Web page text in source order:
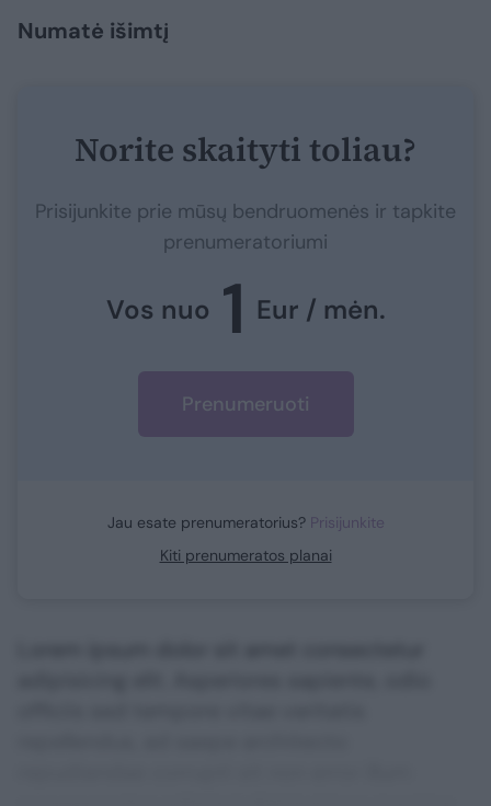
Numatė išimtį
Norite skaityti toliau?
Prisijunkite prie mūsų bendruomenės ir tapkite
prenumeratoriumi
Vos nuo 1 Eur / mėn.
Prenumeruoti
Jau esate prenumeratorius? Prisijunkite
Kiti prenumeratos planai